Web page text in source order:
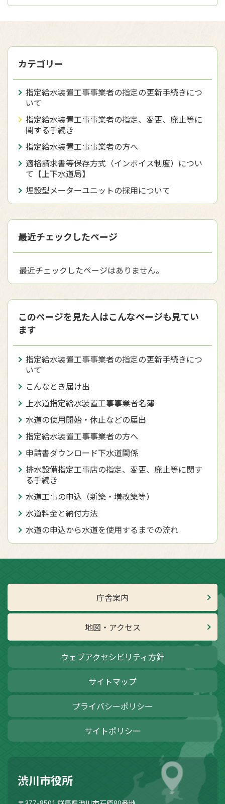
カテゴリー
指定給水装置工事事業者の指定の更新手続きにつ
いて
指定給水装置工事事業者の指定、変更、廃止等に
関する手続き
指定給水装置工事事業者の方へ
適格請求書等保存方式（インボイス制度）につい
て【上下水道局】
埋設型メーターユニットの採用について
最近チェックしたページ
最近チェックしたページはありません。
このページを見た人はこんなページも見てい
ます
指定給水装置工事事業者の指定の更新手続きにつ
いて
こんなとき届け出
上水道指定給水装置工事事業者名簿
水道の使用開始・休止などの届出
指定給水装置工事事業者の方へ
申請書ダウンロード下水道関係
排水設備指定工事店の指定、変更、廃止等に関す
る手続き
水道工事の申込（新築・増改築等）
水道料金と納付方法
水道の申込から水道を使用するまでの流れ
庁舎案内
地図・アクセス
ウェブアクセシビリティ方針
サイトマップ
プライバシーポリシー
サイトポリシー
渋川市役所